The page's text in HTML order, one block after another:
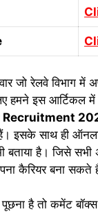
जो रेलवे विभाग में
हमने इस आर्टिकल में
हैं। इसके साथ ही
बताया है। जिसे सभी
कैरियर बना सकते
है तो कमेंट